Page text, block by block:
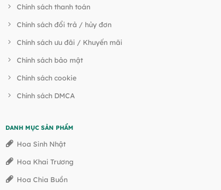
Chính sách thanh toán
Chính sách đổi trả / hủy đơn
Chính sách ưu đãi / Khuyến mãi
Chính sách bảo mật
Chính sách cookie
Chính sách DMCA
DANH MỤC SẢN PHẨM
Hoa Sinh Nhật
Hoa Khai Trương
Hoa Chia Buồn